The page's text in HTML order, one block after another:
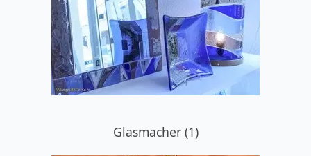
Glasmacher (1)